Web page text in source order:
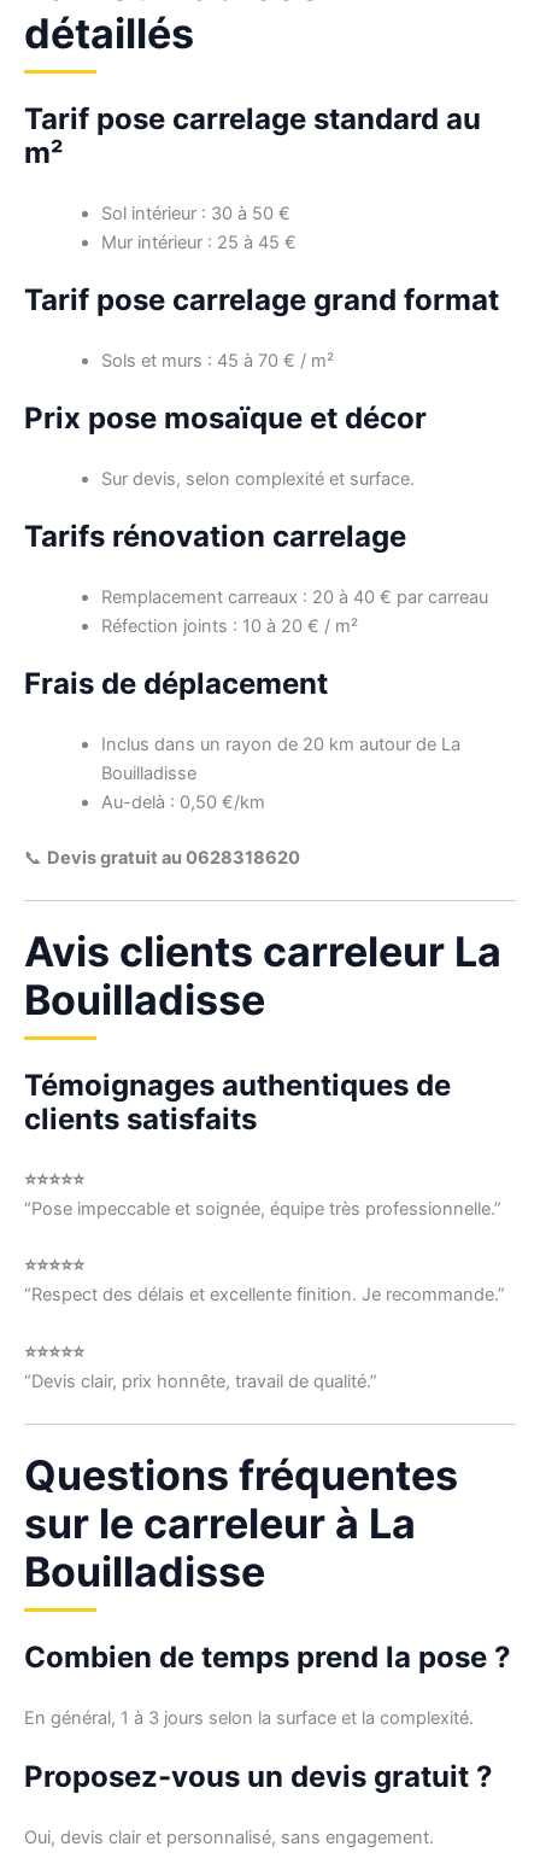
détaillés
Tarif pose carrelage standard au
m²
Sol intérieur : 30 à 50 €
Mur intérieur : 25 à 45 €
Tarif pose carrelage grand format
Sols et murs : 45 à 70 € / m²
Prix pose mosaïque et décor
Sur devis, selon complexité et surface.
Tarifs rénovation carrelage
Remplacement carreaux : 20 à 40 € par carreau
Réfection joints : 10 à 20 € / m²
Frais de déplacement
Inclus dans un rayon de 20 km autour de La
Bouilladisse
Au-delà : 0,50 €/km
📞 Devis gratuit au 0628318620
Avis clients carreleur La
Bouilladisse
Témoignages authentiques de
clients satisfaits
⭐⭐⭐⭐⭐
“Pose impeccable et soignée, équipe très professionnelle.”
⭐⭐⭐⭐⭐
“Respect des délais et excellente finition. Je recommande.”
⭐⭐⭐⭐⭐
“Devis clair, prix honnête, travail de qualité.”
Questions fréquentes
sur le carreleur à La
Bouilladisse
Combien de temps prend la pose ?
En général, 1 à 3 jours selon la surface et la complexité.
Proposez-vous un devis gratuit ?
Oui, devis clair et personnalisé, sans engagement.